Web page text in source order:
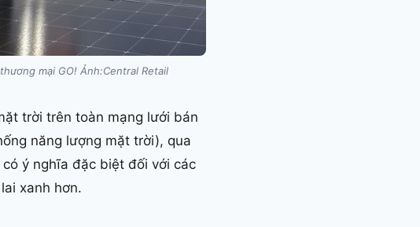
mại GO! Ảnh:Central Retail
trời trên toàn mạng lưới bán
năng lượng mặt trời), qua
ý nghĩa đặc biệt đối với các
xanh hơn.